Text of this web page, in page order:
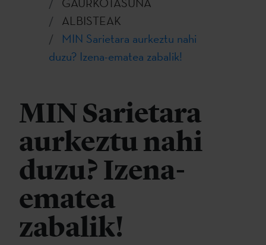
ALBISTEAK
MIN Sarietara aurkeztu nahi
duzu? Izena-ematea zabalik!
MIN Sarietara
aurkeztu nahi
duzu? Izena-
ematea
zabalik!